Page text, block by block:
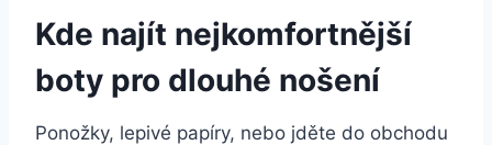
Kde najít⁣ nejkomfortnější
boty pro dlouhé nošení
Ponožky, lepivé ⁣papíry, nebo jděte do obchodu